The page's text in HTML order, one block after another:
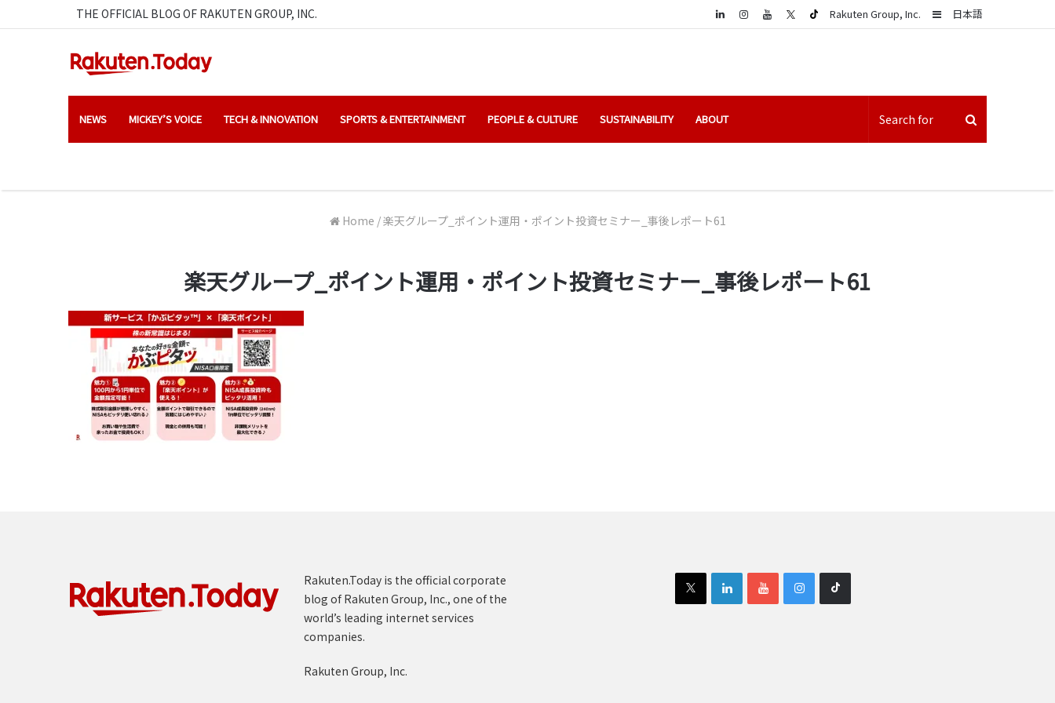
THE OFFICIAL BLOG OF RAKUTEN GROUP, INC. 日本語
Sidebar
Rakuten Group, Inc.
LinkedIn
NEWS MICKEY’S VOICE TECH & INNOVATION SPORTS & ENTERTAINMENT PEOPLE & CULTURE SUSTAINABILITY ABOUT
Home /楽天グループ_ポイント運用・ポイント投資セミナー_事後レポート61
楽天グループ_ポイント運用・ポイント投資セミナー_事後レポート61
Rakuten.Today is the official corporate
blog of Rakuten Group, Inc., one of the
world’s leading internet services
companies.
Rakuten Group, Inc.